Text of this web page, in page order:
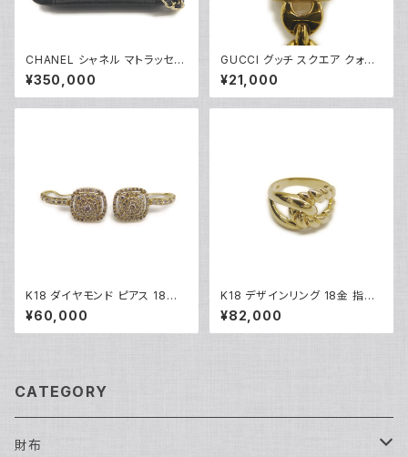
CHANEL シャネル マトラッセ
チェーンクラッチショルダーバッ
グ キャビアスキン ココマーク ブ
ラック AP2831 Y05223
¥350,000
GUCCI グッチ スクエア クォー
ツ レディースウォッチ 1800L 白
文字盤 Y05272
¥21,000
K18 ダイヤモンド ピアス 18金
フックピアス Y05252
¥60,000
K18 デザインリング 18金 指輪
9号 Y05273
¥82,000
CATEGORY
財布